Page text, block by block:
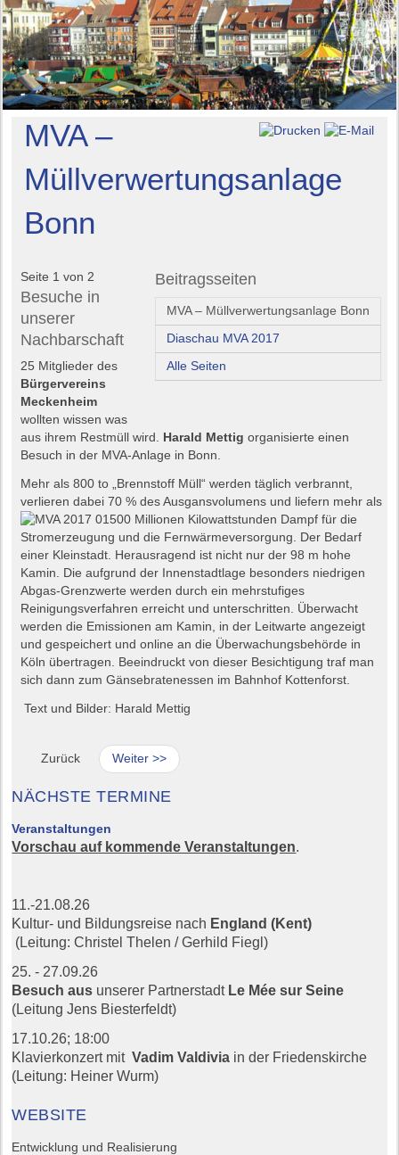
MVA –
Müllverwertungsanlage
Bonn
Beitragsseiten
MVA – Müllverwertungsanlage Bonn
Diaschau MVA 2017
Alle Seiten
Seite 1 von 2
Besuche in
unserer
Nachbarschaft
25 Mitglieder des
Bürgervereins
Meckenheim
wollten wissen was
aus ihrem Restmüll wird. Harald Mettig organisierte einen
Besuch in der MVA-Anlage in Bonn.
Mehr als 800 to „Brennstoff Müll“ werden täglich verbrannt,
verlieren dabei 70 % des Ausgansvolumens und liefern mehr als
500 Millionen Kilowattstunden Dampf für die
Stromerzeugung und die Fernwärmeversorgung. Der Bedarf
einer Kleinstadt. Herausragend ist nicht nur der 98 m hohe
Kamin. Die aufgrund der Innenstadtlage besonders niedrigen
Abgas-Grenzwerte werden durch ein mehrstufiges
Reinigungsverfahren erreicht und unterschritten. Überwacht
werden die Emissionen am Kamin, in der Leitwarte angezeigt
und gespeichert und online an die Überwachungsbehörde in
Köln übertragen. Beeindruckt von dieser Besichtigung traf man
sich dann zum Gänsebratenessen im Bahnhof Kottenforst.
Text und Bilder: Harald Mettig
Zurück Weiter >>
NÄCHSTE TERMINE
Veranstaltungen
Vorschau auf kommende Veranstaltungen.
11.-21.08.26
Kultur- und Bildungsreise nach England (Kent)
(Leitung: Christel Thelen / Gerhild Fiegl)
25. - 27.09.26
Besuch aus unserer Partnerstadt Le Mée sur Seine
(Leitung Jens Biesterfeldt)
17.10.26; 18:00
Klavierkonzert mitVadim Valdivia in der Friedenskirche
(Leitung: Heiner Wurm)
WEBSITE
Entwicklung und Realisierung